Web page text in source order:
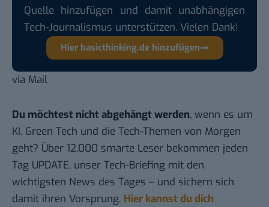
Quelle hinzufügen und damit unabhängigen
Tech-Journalismus unterstützen. Vielen Dank!
Hier basicthinking.de hinzufügen
via Mail
Du möchtest nicht abgehängt werden, wenn es um
KI, Green Tech und die Tech-Themen von Morgen
geht? Über 12.000 smarte Leser bekommen jeden
Tag UPDATE, unser Tech-Briefing mit den
wichtigsten News des Tages – und sichern sich
damit ihren Vorsprung. Hier kannst du dich